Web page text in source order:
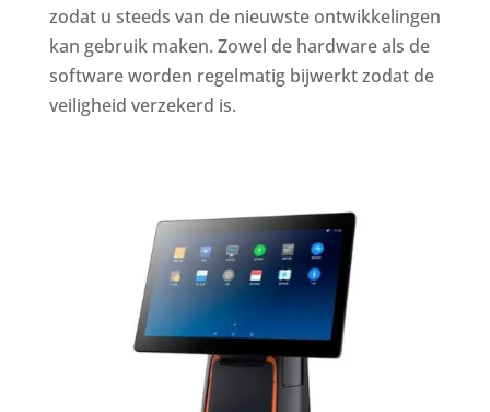
zodat u steeds van de nieuwste ontwikkelingen
kan gebruik maken. Zowel de hardware als de
software worden regelmatig bijwerkt zodat de
veiligheid verzekerd is.